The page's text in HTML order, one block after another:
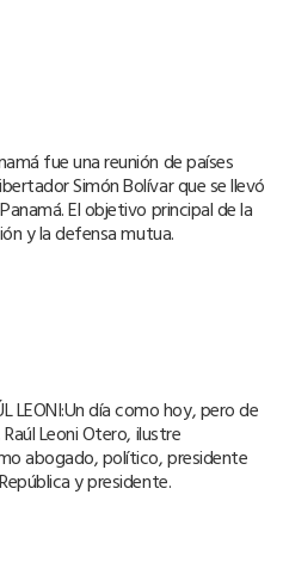
fue una reunión de países
Simón Bolívar que se llevó
El objetivo principal de la
y la defensa mutua.
LEONI:Un día como hoy, pero de
Leoni Otero, ilustre
abogado, político, presidente
y presidente.